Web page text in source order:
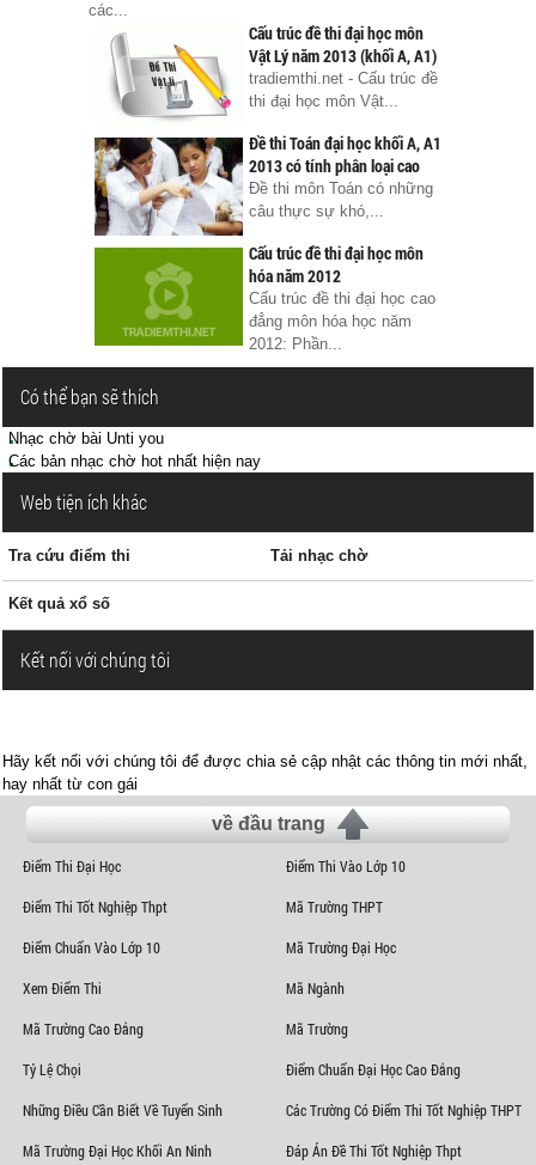
các...
Cấu trúc đề thi đại học môn
Vật Lý năm 2013 (khối A, A1)
tradiemthi.net - Cấu trúc đề
thi đại học môn Vật...
Đề thi Toán đại học khối A, A1
2013 có tính phân loại cao
Đề thi môn Toán có những
câu thực sự khó,...
Cấu trúc đề thi đại học môn
hóa năm 2012
Cấu trúc đề thi đại học cao
đẳng môn hóa học năm
2012: Phần...
Có thể bạn sẽ thích
Nhạc chờ bài Unti you
Các bản nhạc chờ hot nhất hiện nay
Web tiện ích khác
Tra cứu điểm thi Tải nhạc chờ
Kết quả xổ số
Kết nối với chúng tôi
Hãy kết nối với chúng tôi để được chia sẻ cập nhật các thông tin mới nhất,
hay nhất từ con gái
về đầu trang
Điểm Thi Đại Học Điểm Thi Vào Lớp 10
Điểm Thi Tốt Nghiệp Thpt Mã Trường THPT
Điểm Chuẩn Vào Lớp 10 Mã Trường Đại Học
Xem Điểm Thi Mã Ngành
Mã Trường Cao Đẳng Mã Trường
Tỷ Lệ Chọi Điểm Chuẩn Đại Học Cao Đẳng
Những Điều Cần Biết Về Tuyển Sinh Các Trường Có Điểm Thi Tốt Nghiệp THPT
Mã Trường Đại Học Khối An Ninh Đáp Án Đề Thi Tốt Nghiệp Thpt